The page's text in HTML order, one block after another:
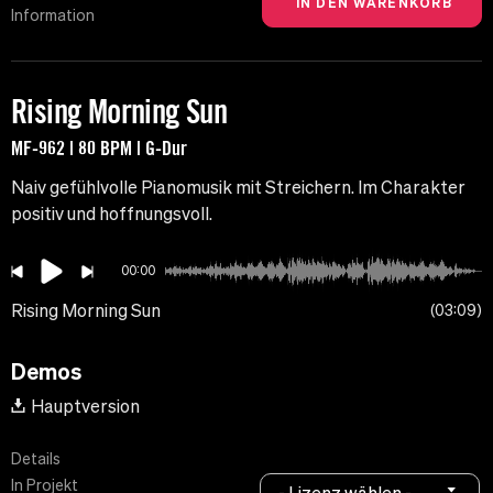
Information
Rising Morning Sun
MF-962 | 80 BPM | G-Dur
Naiv gefühlvolle Pianomusik mit Streichern. Im Charakter
positiv und hoffnungsvoll.
00:00
Rising Morning Sun 03:09
Demos
Hauptversion
Details
In Projekt